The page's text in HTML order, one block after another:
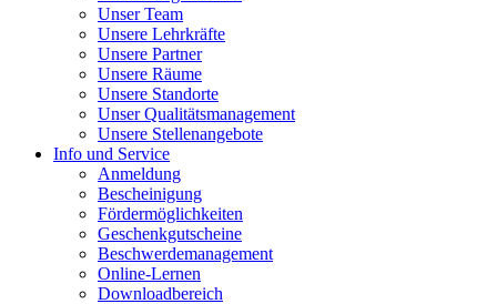
Unser Team
Unsere Lehrkräfte
Unsere Partner
Unsere Räume
Unsere Standorte
Unser Qualitätsmanagement
Unsere Stellenangebote
Info und Service
Anmeldung
Bescheinigung
Fördermöglichkeiten
Geschenkgutscheine
Beschwerdemanagement
Online-Lernen
Downloadbereich